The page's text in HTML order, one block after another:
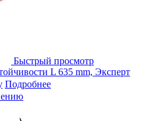
Быстрый просмотр
L 635 mm, Эксперт
Подробнее